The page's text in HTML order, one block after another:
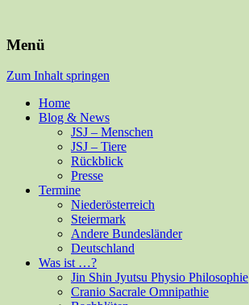
Isabella Habsburg
Menü
Zum Inhalt springen
Home
Blog & News
JSJ – Menschen
JSJ – Tiere
Rückblick
Presse
Termine
Niederösterreich
Steiermark
Andere Bundesländer
Deutschland
Was ist …?
Jin Shin Jyutsu Physio Philosophie
Cranio Sacrale Omnipathie